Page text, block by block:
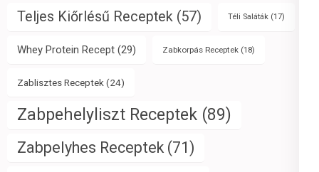
Teljes Kiőrlésű Receptek (57) Téli Saláták (17)
Whey Protein Recept (29) Zabkorpás Receptek (18)
Zablisztes Receptek (24)
Zabpehelyliszt Receptek (89)
Zabpelyhes Receptek (71)